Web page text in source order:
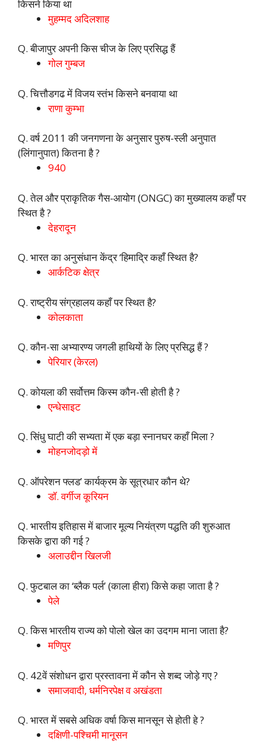
किसने किया था
मुहम्मद अदिलशाह
Q. बीजापुर अपनी किस चीज के लिए प्रसिद्ध हैं
गोल गुम्बज
Q. चित्तौडगढ में विजय स्तंभ किसने बनवाया था
राणा कुम्भा
Q. वर्ष 2011 की जनगणना के अनुसार पुरुष-स्ली अनुपात
(लिंगानुपात) कितना है ?
940
Q. तेल और प्राकृतिक गैस-आयोग (ONGC) का मुख्यालय कहाँ पर
स्थित है ?
देहरादून
Q. भारत का अनुसंधान केंद्र ‘हिमाद्रि कहाँ स्थित है?
आर्कटिक क्षेत्र
Q. राष्ट्रीय संग्रहालय कहाँ पर स्थित है?
कोलकाता
Q. कौन-सा अभ्यारण्य जगली हाथियों के लिए प्रसिद्ध हैं ?
पेरियार (केरल)
Q. कोयला की सर्वोत्तम किस्म कौन-सी होती है ?
एन्धेसाइट
Q. सिंधु घाटी की सभ्यता में एक बड़ा स्नानघर कहाँ मिला ?
मोहनजोदड़ो में
Q. ऑपरेशन फ्लड’ कार्यक्रम के सूत्रधार कौन थे?
डॉ. वर्गीज कूरियन
Q. भारतीय इतिहास में बाजार मूल्य नियंत्रण पद्धति की शुरुआत
किसके द्वारा की गई ?
अलाउद्दीन खिलजी
Q. फुटबाल का ‘ब्लैक पर्ल’ (काला हीरा) किसे कहा जाता है ?
पेले
Q. किस भारतीय राज्य को पोलो खेल का उदगम माना जाता है?
मणिपुर
Q. 42वें संशोधन द्वारा प्रस्तावना में कौन से शब्द जोड़े गए ?
समाजवादी, धर्मनिरपेक्ष व अखंडता
Q. भारत में सबसे अधिक वर्षा किस मानसून से होती हे ?
दक्षिणी-पश्चिमी मानूसन